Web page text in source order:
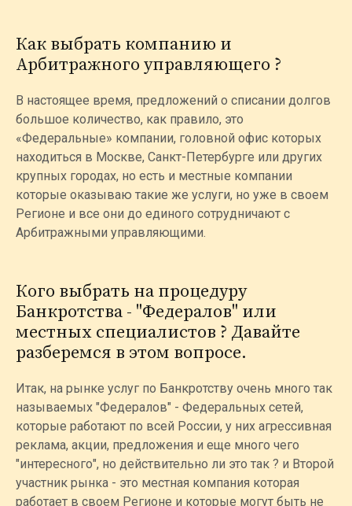
Как выбрать компанию и
Арбитражного управляющего ?
В настоящее время, предложений о списании долгов
большое количество, как правило, это
«Федеральные» компании, головной офис которых
находиться в Москве, Санкт-Петербурге или других
крупных городах, но есть и местные компании
которые оказываю такие же услуги, но уже в своем
Регионе и все они до единого сотрудничают с
Арбитражными управляющими.
Кого выбрать на процедуру
Банкротства - "Федералов" или
местных специалистов ? Давайте
разберемся в этом вопросе.
Итак, на рынке услуг по Банкротству очень много так
называемых "Федералов" - Федеральных сетей,
которые работают по всей России, у них агрессивная
реклама, акции, предложения и еще много чего
"интересного", но действительно ли это так ? и Второй
участник рынка - это местная компания которая
работает в своем Регионе и которые могут быть не